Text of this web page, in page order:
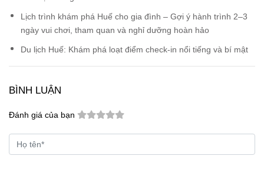
Lịch trình khám phá Huế cho gia đình – Gợi ý hành trình 2–3
ngày vui chơi, tham quan và nghỉ dưỡng hoàn hảo
Du lịch Huế: Khám phá loạt điểm check-in nổi tiếng và bí mật
BÌNH LUẬN
Đánh giá của bạn